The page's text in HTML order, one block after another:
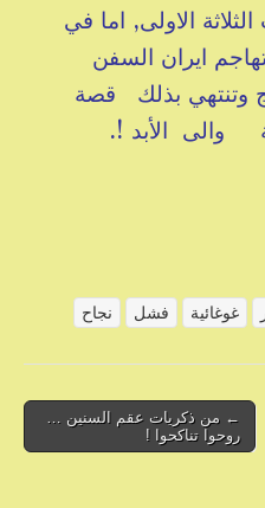
الاولى, اما في
ايران السفن
وتنتهي بذلك قصة
والى الأبد !.
غوغائية فشل نجاح
← من ذكريات عقم السنين …
روحوا تناكحوا !